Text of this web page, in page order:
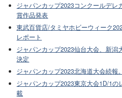
ジャパンカップ2023コンクールデレ
賞作品発表
東武百貨店/タミヤホビーウィーク
レポート
ジャパンカップ2023仙台大会、新
決定
ジャパンカップ2023北海道大会続報
ジャパンカップ2023東京大会1D/1
載